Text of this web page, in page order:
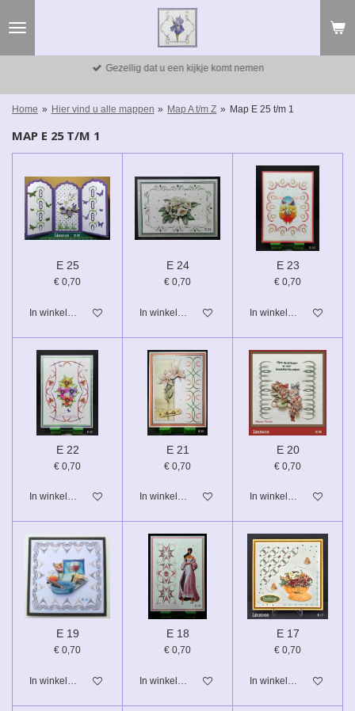
direct
Gezellig dat u een kijkje komt nemen
Home » Hier vind u alle mappen » Map A t/m Z » Map E 25 t/m 1
MAP E 25 T/M 1
E 25
€ 0,70
In winkelwagen
E 24
€ 0,70
In winkelwagen
E 23
€ 0,70
In winkelwagen
E 22
€ 0,70
In winkelwagen
E 21
€ 0,70
In winkelwagen
E 20
€ 0,70
In winkelwagen
E 19
€ 0,70
In winkelwagen
E 18
€ 0,70
In winkelwagen
E 17
€ 0,70
In winkelwagen